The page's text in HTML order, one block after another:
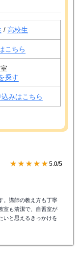
/ 高校生
こちら
探す
みはこちら
★★★★★ 5.0/5
。講師の教え方も丁寧
室も清潔で、自習室が
いと思えるきっかけを